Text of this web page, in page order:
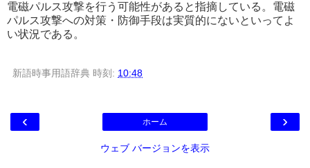
電磁パルス攻撃を行う可能性があると指摘している。電磁
パルス攻撃への対策・防御手段は実質的にないといってよ
い状況である。
新語時事用語辞典 時刻: 10:48
‹ ›
ホーム
ウェブ バージョンを表示